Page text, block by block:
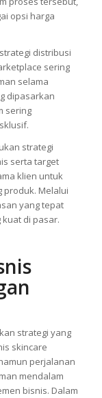
opsi harga
distribusi
sering
selama
dipasarkan
sering
strategi
serta target
klien untuk
produk. Melalui
yang tepat
di pasar.
strategi yang
skincare
perjalanan
mendalam
bisnis. Dalam